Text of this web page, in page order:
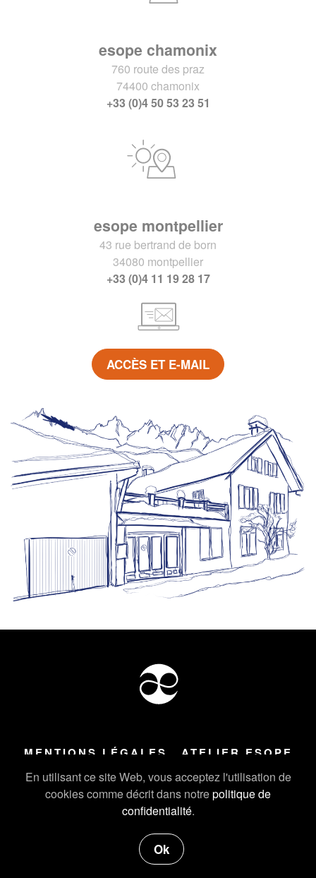
En utilisant ce site Web, vous acceptez l'utilisation de
cookies comme décrit dans notrepolitique de
confidentialité.
Ok
esope chamonix
760 route des praz
74400 chamonix
+33 (0)4 50 53 23 51
esope montpellier
43 rue bertrand de born
34080 montpellier
+33 (0)4 11 19 28 17
ACCÈS ET E-MAIL
MENTIONS LÉGALES ATELIER ESOPE